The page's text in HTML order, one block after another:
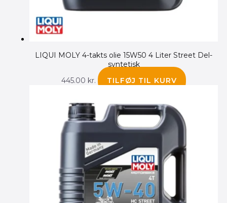
LIQUI MOLY 4-takts olie 15W50 4 Liter Street Del-
syntetisk
445.00 kr. TILFØJ TIL KURV